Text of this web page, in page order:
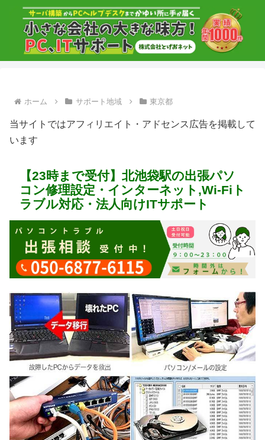
ホーム サポート地域 東京都
当サイトではアフィリエイト・アドセンス広告を掲載して
います
【23時まで受付】北池袋駅の出張パソ
コン修理設定・インターネット,Wi-Fiト
ラブル対応・法人向けITサポート